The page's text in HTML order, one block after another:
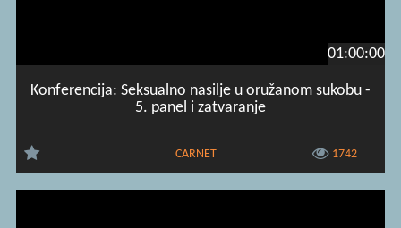
01:00:00
Konferencija: Seksualno nasilje u oružanom sukobu -
5. panel i zatvaranje
CARNET 1742